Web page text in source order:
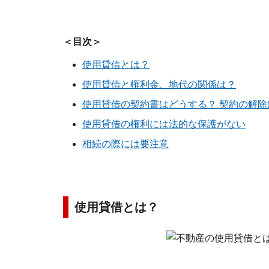
＜目次＞
使用貸借とは？
使用貸借と権利金、地代の関係は？
使用貸借の契約書はどうする？ 契約の解
使用貸借の権利には法的な保護がない
相続の際には要注意
使用貸借とは？